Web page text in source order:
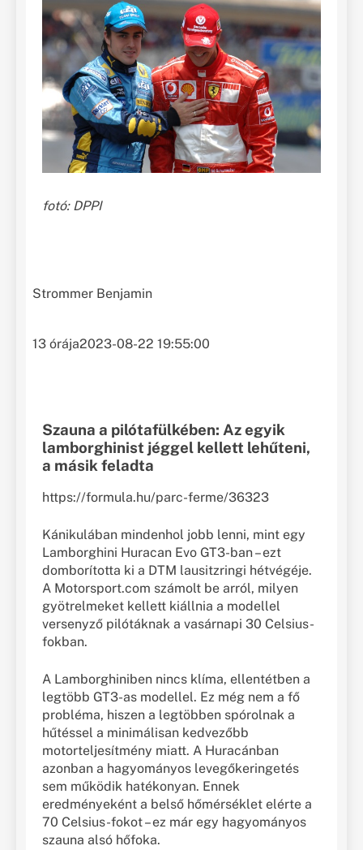
fotó: DPPI
Strommer Benjamin
13 órája2023-08-22 19:55:00
Szauna a pilótafülkében: Az egyik
lamborghinist jéggel kellett lehűteni,
a másik feladta
https://formula.hu/parc-ferme/36323
Kánikulában mindenhol jobb lenni, mint egy
Lamborghini Huracan Evo GT3-ban – ezt
domborította ki a DTM lausitzringi hétvégéje.
A Motorsport.com számolt be arról, milyen
gyötrelmeket kellett kiállnia a modellel
versenyző pilótáknak a vasárnapi 30 Celsius-
fokban.
A Lamborghiniben nincs klíma, ellentétben a
legtöbb GT3-as modellel. Ez még nem a fő
probléma, hiszen a legtöbben spórolnak a
hűtéssel a minimálisan kedvezőbb
motorteljesítmény miatt. A Huracánban
azonban a hagyományos levegőkeringetés
sem működik hatékonyan. Ennek
eredményeként a belső hőmérséklet elérte a
70 Celsius-fokot – ez már egy hagyományos
szauna alsó hőfoka.